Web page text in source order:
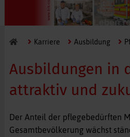
Karriere Ausbildung
Ausbildungen in
attraktiv und
Der Anteil der pflegebedürften
Gesamtbevölkerung wächst